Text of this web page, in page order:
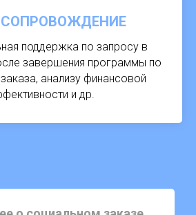
поддержка по запросу в
завершения программы по
анализу финансовой
и др.